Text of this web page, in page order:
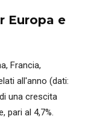
Europa e
Francia,
all'anno (dati:
una crescita
pari al 4,7%.